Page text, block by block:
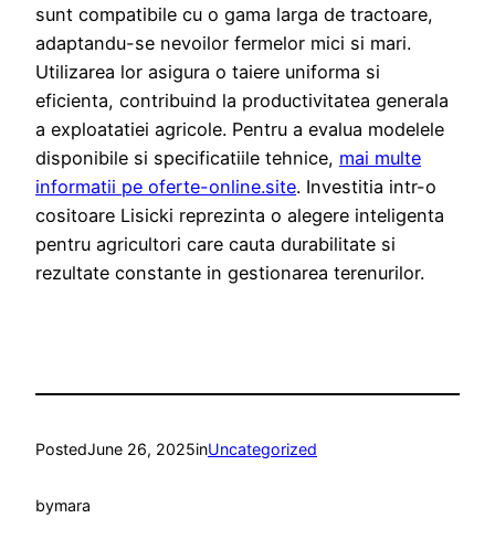
sunt compatibile cu o gama larga de tractoare,
adaptandu-se nevoilor fermelor mici si mari.
Utilizarea lor asigura o taiere uniforma si
eficienta, contribuind la productivitatea generala
a exploatatiei agricole. Pentru a evalua modelele
disponibile si specificatiile tehnice, mai multe
informatii pe oferte-online.site. Investitia intr-o
cositoare Lisicki reprezinta o alegere inteligenta
pentru agricultori care cauta durabilitate si
rezultate constante in gestionarea terenurilor.
PostedJune 26, 2025inUncategorized
bymara